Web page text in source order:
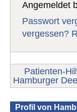
Angemeldet
Passwort
vergessen?
Patienten-
Hamburger
Profil von